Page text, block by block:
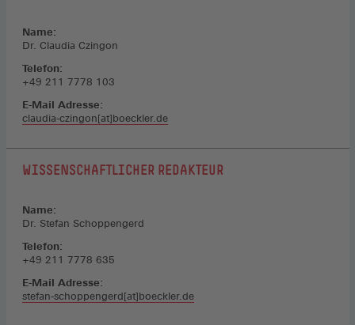
Name:
Dr. Claudia Czingon
Telefon:
+49 211 7778 103
E-Mail Adresse:
claudia-czingon[at]boeckler.de
WISSENSCHAFTLICHER REDAKTEUR
Name:
Dr. Stefan Schoppengerd
Telefon:
+49 211 7778 635
E-Mail Adresse:
stefan-schoppengerd[at]boeckler.de